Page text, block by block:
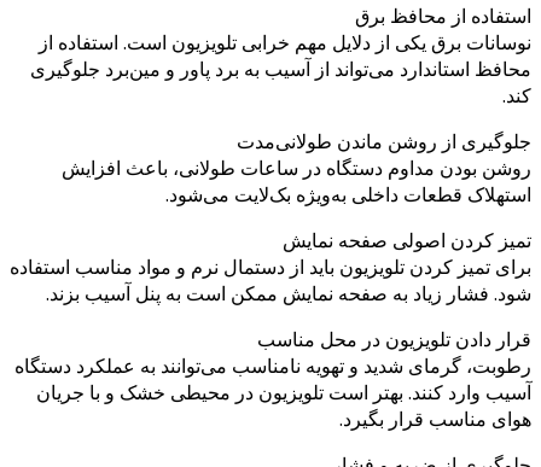
استفاده از محافظ برق
نوسانات برق یکی از دلایل مهم خرابی تلویزیون است. استفاده از
محافظ استاندارد می‌تواند از آسیب به برد پاور و مین‌برد جلوگیری
کند.
جلوگیری از روشن ماندن طولانی‌مدت
روشن بودن مداوم دستگاه در ساعات طولانی، باعث افزایش
استهلاک قطعات داخلی به‌ویژه بک‌لایت می‌شود.
تمیز کردن اصولی صفحه نمایش
برای تمیز کردن تلویزیون باید از دستمال نرم و مواد مناسب استفاده
شود. فشار زیاد به صفحه نمایش ممکن است به پنل آسیب بزند.
قرار دادن تلویزیون در محل مناسب
رطوبت، گرمای شدید و تهویه نامناسب می‌توانند به عملکرد دستگاه
آسیب وارد کنند. بهتر است تلویزیون در محیطی خشک و با جریان
هوای مناسب قرار بگیرد.